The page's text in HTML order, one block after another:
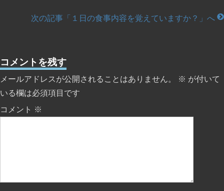
次の記事「１日の食事内容を覚えていますか？」へ
コメントを残す
メールアドレスが公開されることはありません。 ※ が付いて
いる欄は必須項目です
コメント ※